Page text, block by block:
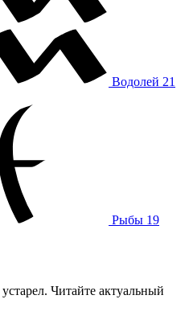
Водолей 21
Рыбы 19
устарел. Читайте актуальный